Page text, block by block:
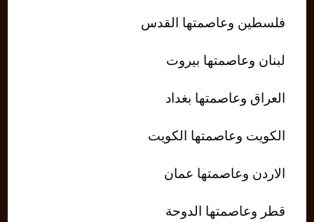
فلسطين وعاصمتها القدس
لبنان وعاصمتها بيروت
العراق وعاصمتها بغداد
الكويت وعاصمتها الكويت
الاردن وعاصمتها عمان
قطر وعاصمتها الدوحة